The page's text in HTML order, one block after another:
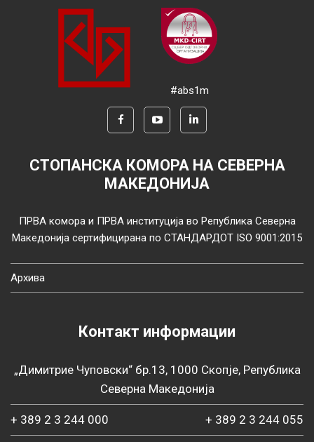
#abs1m
СТОПАНСКА КОМОРА НА СЕВЕРНА
МАКЕДОНИЈА
ПРВА комора и ПРВА институција во Република Северна
Македонија сертифицирана по СТАНДАРДОТ ISO 9001:2015
Архива
Контакт информации
„Димитрие Чуповски“ бр.13, 1000 Скопје, Република
Северна Македонија
+ 389 2 3 244 000 + 389 2 3 244 055